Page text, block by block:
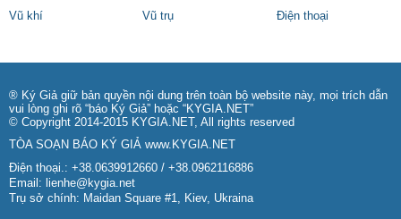
Vũ khí
Vũ trụ Điện thoại
® Ký Giả giữ bản quyền nội dung trên toàn bộ website này, mọi trích dẫn
vui lòng ghi rõ “báo Ký Giả” hoặc “KYGIA.NET”
© Copyright 2014-2015 KYGIA.NET, All rights reserved
TÒA SOẠN BÁO KÝ GIẢ www.KYGIA.NET
Điện thoại.: +38.0639912660 / +38.0962116886
Email: lienhe@kygia.net
Trụ sở chính: Maidan Square #1, Kiev, Ukraina